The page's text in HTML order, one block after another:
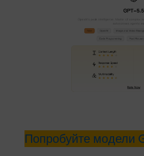
Попробуйте модели